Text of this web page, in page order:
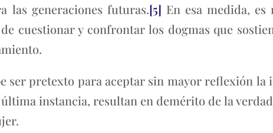
las generaciones futuras.[5] En esa medida,
cuestionar y confrontar los dogmas que
ser pretexto para aceptar sin mayor reflexión la
instancia, resultan en demérito de la